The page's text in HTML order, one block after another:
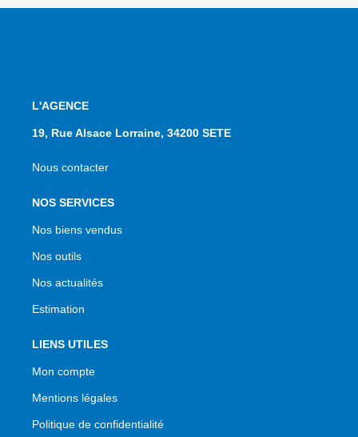
L'AGENCE
19, Rue Alsace Lorraine, 34200 SETE
Nous contacter
NOS SERVICES
Nos biens vendus
Nos outils
Nos actualités
Estimation
LIENS UTILES
Mon compte
Mentions légales
Politique de confidentialité